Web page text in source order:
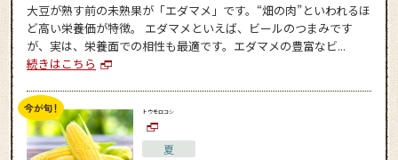
大豆が熟す前の未熟果が「エダマメ」です。“畑の肉”といわれるほ
ど高い栄養価が特徴。 エダマメといえば、ビールのつまみです
が、実は、栄養面での相性も最適です。エダマメの豊富なビ...
続きはこちら
トウモロコシ
夏